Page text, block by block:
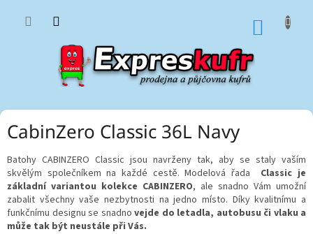
CabinZero Classic 36L Navy
Batohy CABINZERO Classic jsou navrženy tak, aby se staly vaším
skvělým společníkem na každé cestě. Modelová řada
Classic je
základní variantou kolekce CABINZERO, ale snadno Vám umožní
zabalit všechny vaše nezbytnosti na jedno místo. Díky kvalitnímu a
funkčnímu designu se snadno vejde do letadla, autobusu či vlaku a
může tak být neustále při Vás.